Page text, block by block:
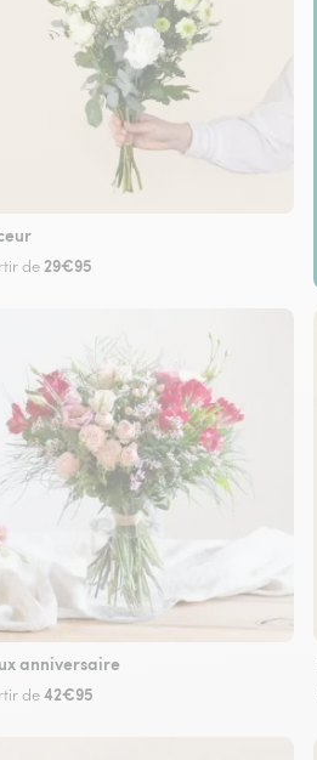
de 29€95
anniversaire
de42€95